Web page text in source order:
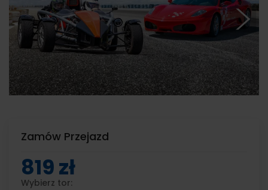
Zamów Przejazd
819 zł
Wybierz tor: